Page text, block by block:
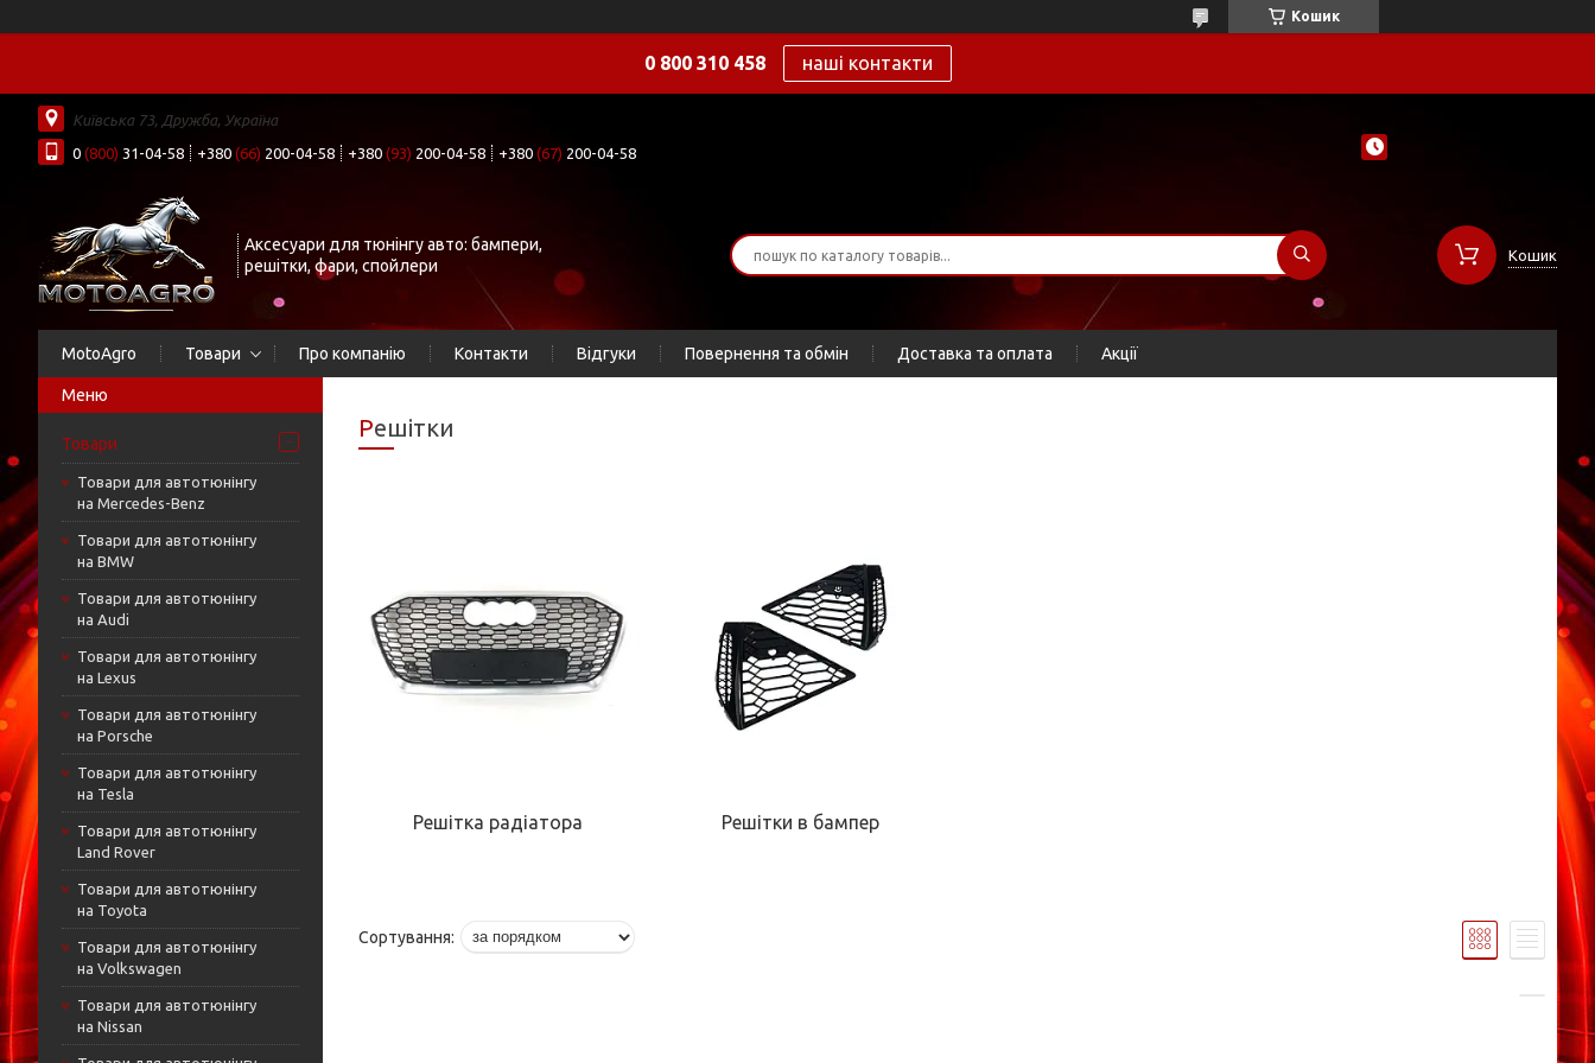
Кошик
0 800 310 458 наші контакти
Київська 73, Дружба, Україна
0 (800) 31-04-58 +380 (66) 200-04-58 +380 (93) 200-04-58 +380 (67) 200-04-58
Аксесуари для тюнінгу авто: бампери,
решітки, фари, спойлери
Кошик
MotoAgro Товари Про компанію Контакти Відгуки Повернення та обмін Доставка та оплата Акції
Товари
Товари для автотюнінгу
на Mercedes-Benz
Товари для автотюнінгу
на BMW
Товари для автотюнінгу
на Audi
Товари для автотюнінгу
на Lexus
Товари для автотюнінгу
на Porsche
Товари для автотюнінгу
на Tesla
Товари для автотюнінгу
Land Rover
Товари для автотюнінгу
на Toyota
Товари для автотюнінгу
на Volkswagen
Товари для автотюнінгу
на Nissan
Решітки
Решітка радіатора Решітки в бампер